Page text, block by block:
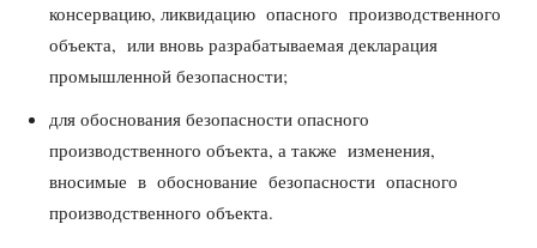
консервацию, ликвидацию опасного производственного
объекта, или вновь разрабатываемая декларация
промышленной безопасности;
для обоснования безопасности опасного
производственного объекта, а также изменения,
вносимые в обоснование безопасности опасного
производственного объекта.